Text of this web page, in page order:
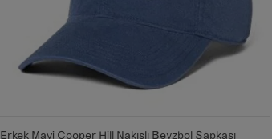
Erkek Mavi Cooper Hill Nakışlı Beyzbol Şapkası